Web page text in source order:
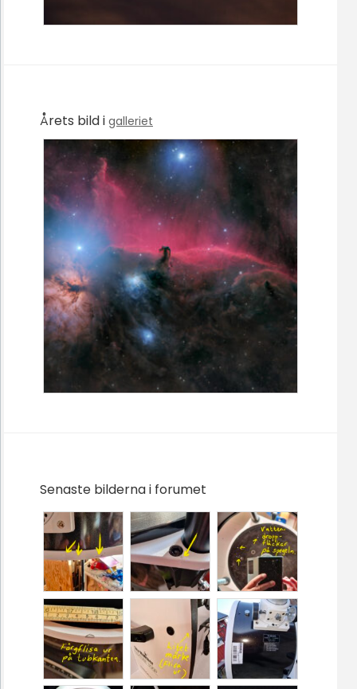
Årets bild i galleriet
Senaste bilderna i forumet